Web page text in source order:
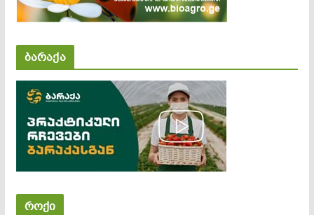
ბარაქა
როქი